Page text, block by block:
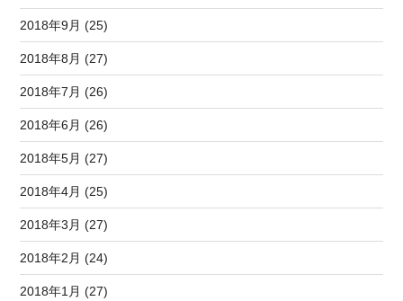
2018年9月 (25)
2018年8月 (27)
2018年7月 (26)
2018年6月 (26)
2018年5月 (27)
2018年4月 (25)
2018年3月 (27)
2018年2月 (24)
2018年1月 (27)